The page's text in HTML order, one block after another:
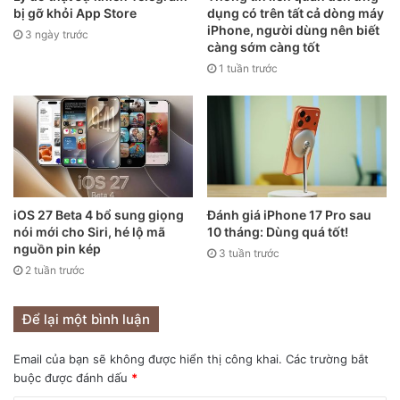
iPad mini 6 với kích thước màn hình 8.3 inch lớn hơn so với
các phiên bản iPad mini trước. Nguồn: Tech Gear Talk.
Nhìn vào iPad mini 6 mình rất ấn tượng với kích thước gọn
nhẹ, viền màn hình của máy đã được thiết kế mỏng đều
bốn cạnh giúp tối ưu không gian hiển thị hơn. Ngoài ra, tấm
nền LED-backlit IPS LCD hứa hẹn sẽ mang đến cho bạn
một không gian hiển thị sống động, đầy màu sắc.
bị gỡ khỏi App Store
3 ngày trước
dụng có trên tất cả dòng máy
iPhone, người dùng nên biết
càng sớm càng tốt
1 tuần trước
iOS 27 Beta 4 bổ sung giọng
nói mới cho Siri, hé lộ mã
nguồn pin kép
2 tuần trước
Đánh giá iPhone 17 Pro sau
10 tháng: Dùng quá tốt!
3 tuần trước
Để lại một bình luận
Email của bạn sẽ không được hiển thị công khai. Các trường bắt
buộc được đánh dấu *